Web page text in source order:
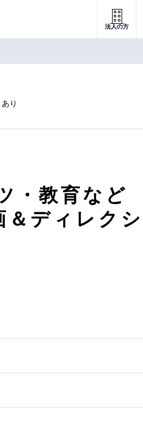
法人の方
り
・教育など
ディレクシ